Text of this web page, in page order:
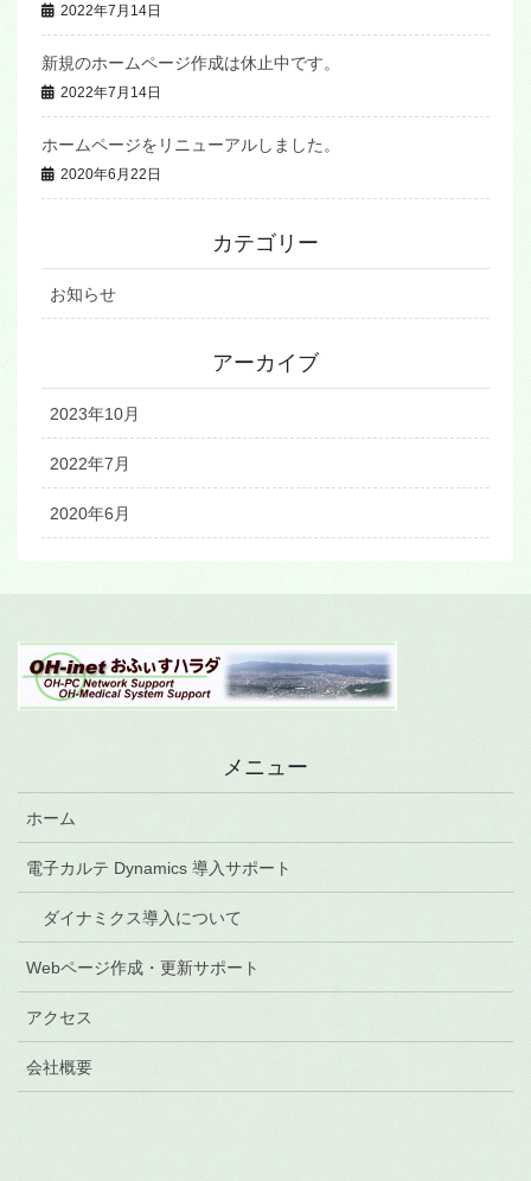
2022年7月14日
新規のホームページ作成は休止中です。
2022年7月14日
ホームページをリニューアルしました。
2020年6月22日
カテゴリー
お知らせ
アーカイブ
2023年10月
2022年7月
2020年6月
メニュー
ホーム
電子カルテ Dynamics 導入サポート
ダイナミクス導入について
Webページ作成・更新サポート
アクセス
会社概要